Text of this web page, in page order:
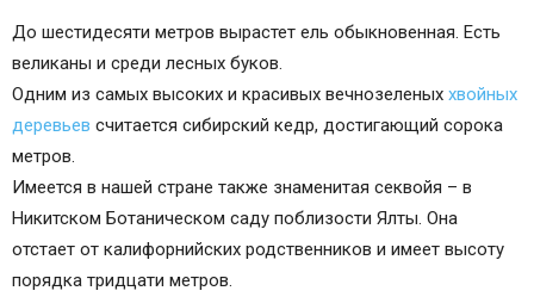
До шестидесяти метров вырастет ель обыкновенная. Есть
великаны и среди лесных буков.
Одним из самых высоких и красивых вечнозеленых хвойных
деревьев считается сибирский кедр, достигающий сорока
метров.
Имеется в нашей стране также знаменитая секвойя – в
Никитском Ботаническом саду поблизости Ялты. Она
отстает от калифорнийских родственников и имеет высоту
порядка тридцати метров.